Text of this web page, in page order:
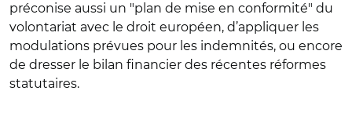
préconise aussi un "plan de mise en conformité" du
volontariat avec le droit européen, d’appliquer les
modulations prévues pour les indemnités, ou encore
de dresser le bilan financier des récentes réformes
statutaires.